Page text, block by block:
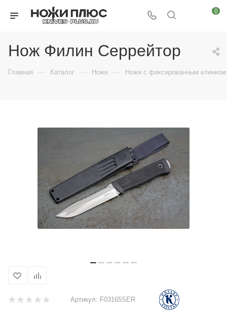
0
Нож Филин Серрейтор
Главная — Каталог — Ножи — Ножи с фиксированным клинком
Артикул: F03165SER